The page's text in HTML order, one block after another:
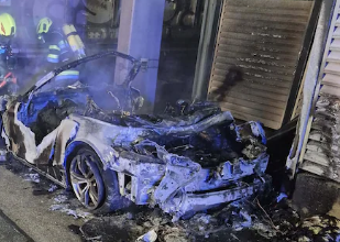
GmbH & Co KG 2026
Wien